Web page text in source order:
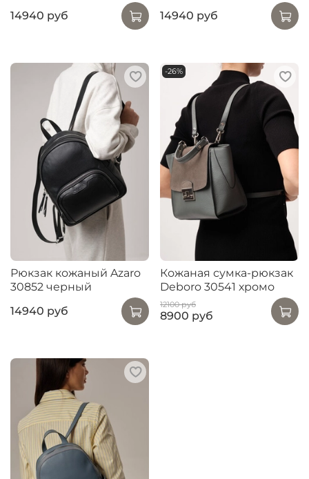
14940 руб
14940 руб
Рюкзак кожаный Azaro
30852 черный
14940 руб
-26%
Кожаная сумка-рюкзак
Deboro 30541 хромо
12100 руб
8900 руб